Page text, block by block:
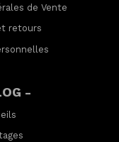
de Vente
retours
-